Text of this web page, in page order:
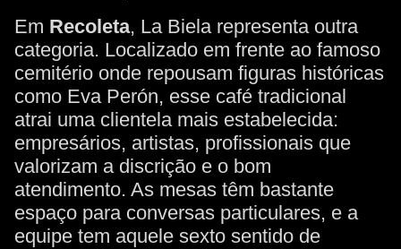
Em Recoleta, La Biela representa outra
categoria. Localizado em frente ao famoso
cemitério onde repousam figuras históricas
como Eva Perón, esse café tradicional
atrai uma clientela mais estabelecida:
empresários, artistas, profissionais que
valorizam a discrição e o bom
atendimento. As mesas têm bastante
espaço para conversas particulares, e a
equipe tem aquele sexto sentido de